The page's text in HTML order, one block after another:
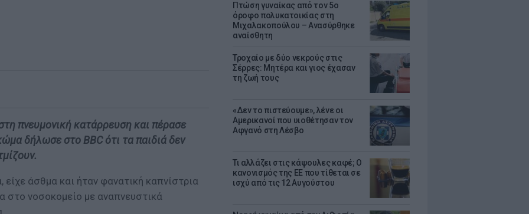
Πτώση γυναίκας από τον 5ο
όροφο πολυκατοικίας στη
Μιχαλακοπούλου – Ανασύρθηκε
αναίσθητη
Τροχαίο με δύο νεκρούς στις
Σέρρες: Μητέρα και γιος έχασαν
τη ζωή τους
«Δεν το πιστεύουμε», λένε οι
Αμερικανοί που υιοθέτησαν τον
Αφγανό στη Λέσβο
Τι αλλάζει στις κάψουλες καφέ; Ο
κανονισμός της ΕΕ που τίθεται σε
ισχύ από τις 12 Αυγούστου
πνευμονική κατάρρευση και πέρασε
δήλωσε στο BBC ότι τα παιδιά δεν
άσθμα και ήταν φανατική καπνίστρια
στο νοσοκομείο με αναπνευστικά